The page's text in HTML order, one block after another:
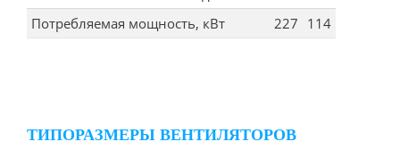
Потребляемая мощность, кВт
227 114
ТИПОРАЗМЕРЫ ВЕНТИЛЯТОРОВ